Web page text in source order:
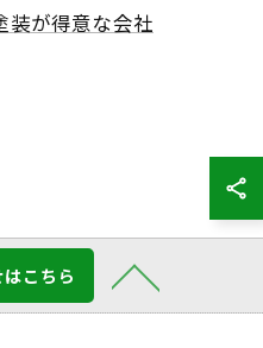
装が得意な会社
こちら